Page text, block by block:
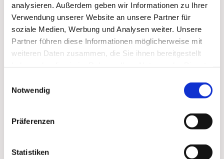
analysieren. Außerdem geben wir Informationen zu Ihrer
Verwendung unserer Website an unsere Partner für
soziale Medien, Werbung und Analysen weiter. Unsere
Partner führen diese Informationen möglicherweise mit
weiteren Daten zusammen, die Sie ihnen bereitgestellt
Notwendig
Präferenzen
Statistiken